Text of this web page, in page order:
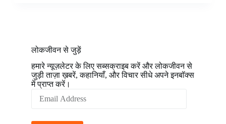
लोकजीवन से जुड़ें
हमारे न्यूज़लेटर के लिए सब्सक्राइब करें और लोकजीवन से
जुड़ी ताज़ा ख़बरें, कहानियाँ, और विचार सीधे अपने इनबॉक्स
में प्राप्त करें।
Address